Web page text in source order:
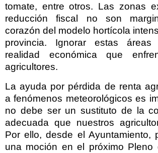
tomate, entre otros. Las zonas
reducción fiscal no son
corazón del modelo hortícola
provincia. Ignorar estas
realidad económica que
agricultores.
La ayuda por pérdida de renta
a fenómenos meteorológicos es
no debe ser un sustituto de la
adecuada que nuestros
Por ello, desde el Ayuntamiento,
una moción en el próximo Pleno